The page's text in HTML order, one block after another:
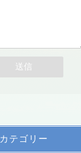
カテゴリー